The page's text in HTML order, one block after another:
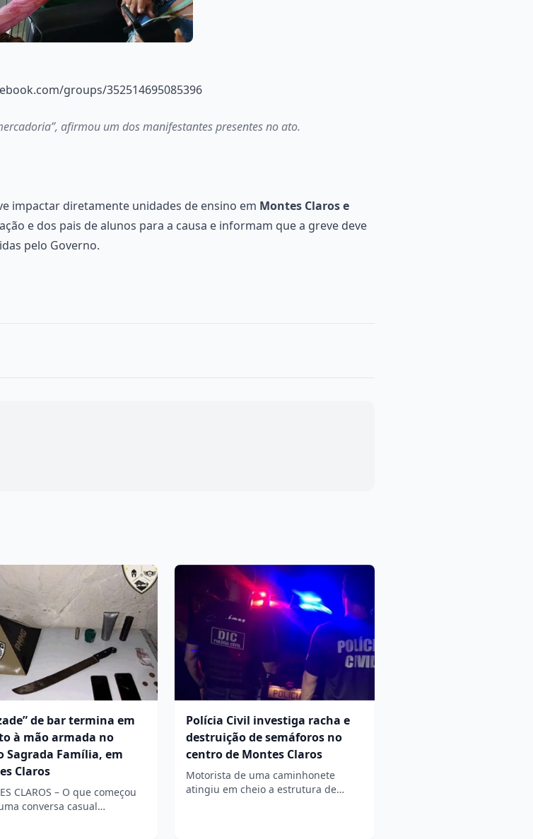
groups/352514695085396
afirmou um dos manifestantes presentes no ato.
impactar diretamente unidades de ensino em Montes Claros e
e dos pais de alunos para a causa e informam que a greve deve
pelo Governo.
de bar termina em
à mão armada no
Sagrada Família, em
Claros
CLAROS – O que começou
conversa casual…
Polícia Civil investiga racha e
destruição de semáforos no
centro de Montes Claros
Motorista de uma caminhonete
atingiu em cheio a estrutura de…